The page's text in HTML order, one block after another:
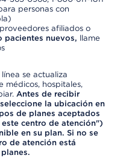
personas con
afiliados o
pacientes nuevos, llame
se actualiza
médicos, hospitales,
Antes de recibir
la ubicación en
de planes aceptados
centro de atención")
en su plan. Si no se
de atención está